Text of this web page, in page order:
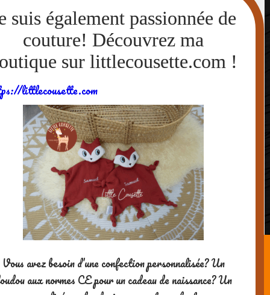
Histoire Animée « Peur du noir, moi? »
(Albin Michel jeunesse)
Une appli vraiment touchante: « Quatre
petits coins de rien du tout » (Dada
littlecousette.com
Vous avez besoin d’une confection personnalisée? Un
aux normes CE pour un cadeau de naissance? Un